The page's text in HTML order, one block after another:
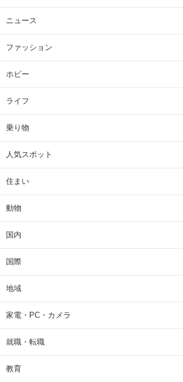
ニュース
ファッション
ホビー
ライフ
乗り物
人気スポット
住まい
動物
国内
国際
地域
家電・PC・カメラ
就職・転職
教育